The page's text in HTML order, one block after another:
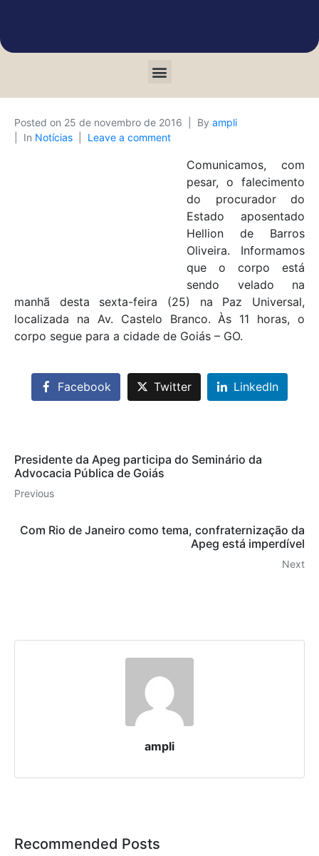
Posted on 25 de novembro de 2016 By ampli
In Notícias Leave a comment
Comunicamos, com
pesar, o falecimento
do procurador do
Estado aposentado
Hellion de Barros
Oliveira. Informamos
que o corpo está
sendo velado na
manhã desta sexta-feira (25) na Paz Universal,
localizada na Av. Castelo Branco. Às 11 horas, o
corpo segue para a cidade de Goiás – GO.
Facebook Twitter LinkedIn
Presidente da Apeg participa do Seminário da
Advocacia Pública de Goiás
Previous
Com Rio de Janeiro como tema, confraternização da
Apeg está imperdível
Next
ampli
Recommended Posts